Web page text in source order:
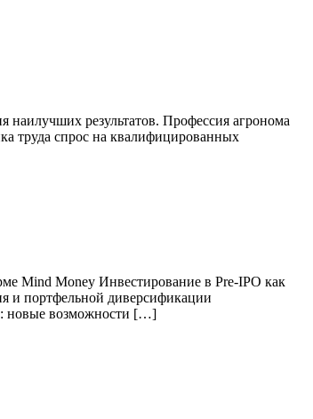
наилучших результатов. Профессия агронома
труда спрос на квалифицированных
Mind Money Инвестирование в Pre-IPO как
и портфельной диверсификации
новые возможности […]